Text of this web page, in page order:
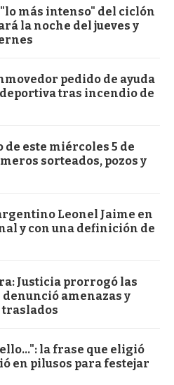
más intenso" del ciclón
la noche del jueves y
pedido de ayuda
tras incendio de
de este miércoles 5 de
sorteados, pozos y
Leonel Jaime en
y con una definición de
Justicia prorrogó las
amenazas y
traslados
la frase que eligió
en pilusos para festejar